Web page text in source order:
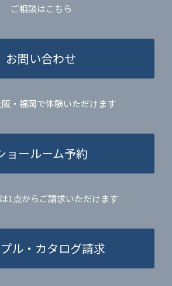
ご相談はこちら
お問い合わせ
・福岡で体験いただけます
ョールーム予約
1点からご請求いただけます
ル・カタログ請求